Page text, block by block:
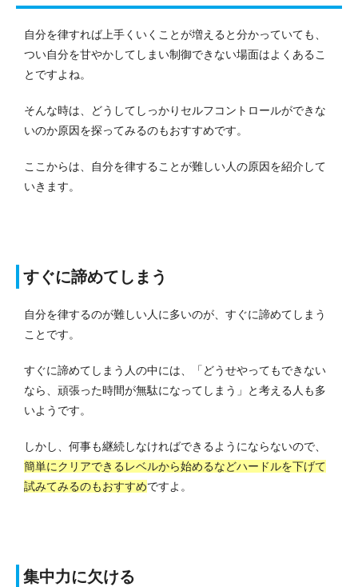
自分を律すれば上手くいくことが増えると分かっていても、
つい自分を甘やかしてしまい制御できない場面はよくあるこ
とですよね。
そんな時は、どうしてしっかりセルフコントロールができな
いのか原因を探ってみるのもおすすめです。
ここからは、自分を律することが難しい人の原因を紹介して
いきます。
すぐに諦めてしまう
自分を律するのが難しい人に多いのが、すぐに諦めてしまう
ことです。
すぐに諦めてしまう人の中には、「どうせやってもできない
なら、頑張った時間が無駄になってしまう」と考える人も多
いようです。
しかし、何事も継続しなければできるようにならないので、
簡単にクリアできるレベルから始めるなどハードルを下げて
試みてみるのもおすすめですよ。
集中力に欠ける